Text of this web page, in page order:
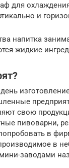
для
и
напитка
жидкие
свою
пивоварни,
в
в
заводами